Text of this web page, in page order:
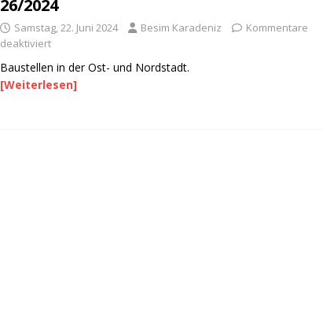
26/2024
Samstag, 22. Juni 2024 Besim Karadeniz
Kommentare
deaktiviert
Baustellen in der Ost- und Nordstadt.
[Weiterlesen]